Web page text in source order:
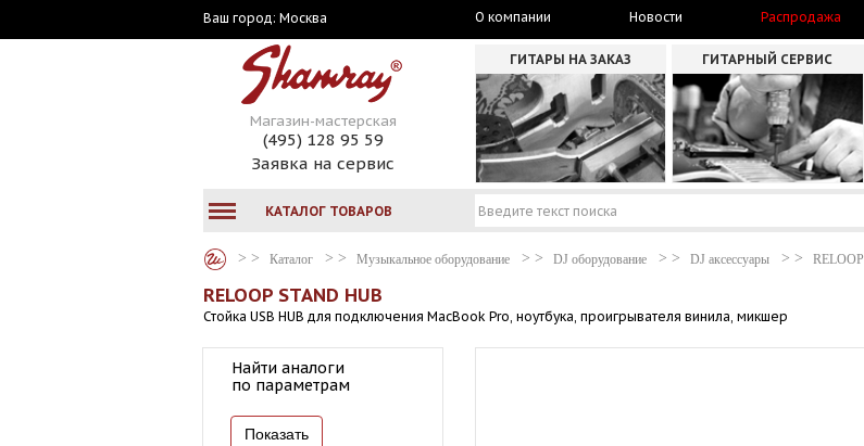
Ваш город: Москва О компании Новости Распродажа
Магазин-мастерская
(495) 128 95 59
Заявка на сервис
ГИТАРЫ НА ЗАКАЗ ГИТАРНЫЙ СЕРВИС
КАТАЛОГ ТОВАРОВ
Каталог Музыкальное оборудование DJ оборудование DJ аксессуары RELOOP
RELOOP STAND HUB
Стойка USB HUB для подключения MacBook Pro, ноутбука, проигрывателя винила, микшер
Найти аналоги
по параметрам